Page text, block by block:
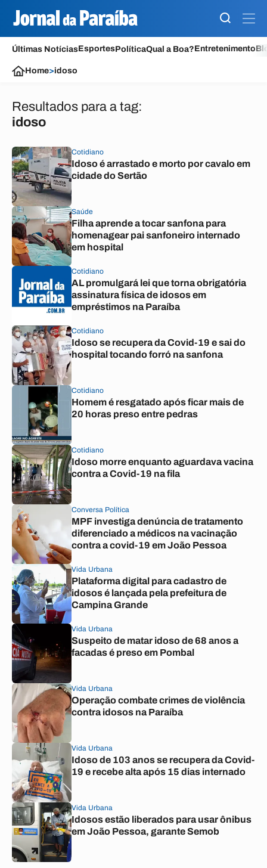
Últimas NotíciasEsportesPolíticaQual a Boa?Entretenimento
Home>idoso
Resultados para a tag:
idoso
Cotidiano
Idoso é arrastado e morto por cavalo em
cidade do Sertão
Saúde
Filha aprende a tocar sanfona para
homenagear pai sanfoneiro internado
em hospital
Cotidiano
AL promulgará lei que torna obrigatória
assinatura física de idosos em
empréstimos na Paraíba
Cotidiano
Idoso se recupera da Covid-19 e sai do
hospital tocando forró na sanfona
Cotidiano
Homem é resgatado após ficar mais de
20 horas preso entre pedras
Cotidiano
Idoso morre enquanto aguardava vacina
contra a Covid-19 na fila
Conversa Política
MPF investiga denúncia de tratamento
diferenciado a médicos na vacinação
contra a covid-19 em João Pessoa
Vida Urbana
Plataforma digital para cadastro de
idosos é lançada pela prefeitura de
Campina Grande
Vida Urbana
Suspeito de matar idoso de 68 anos a
facadas é preso em Pombal
Vida Urbana
Operação combate crimes de violência
contra idosos na Paraíba
Vida Urbana
Idoso de 103 anos se recupera da Covid-
19 e recebe alta após 15 dias internado
Vida Urbana
Idosos estão liberados para usar ônibus
em João Pessoa, garante Semob